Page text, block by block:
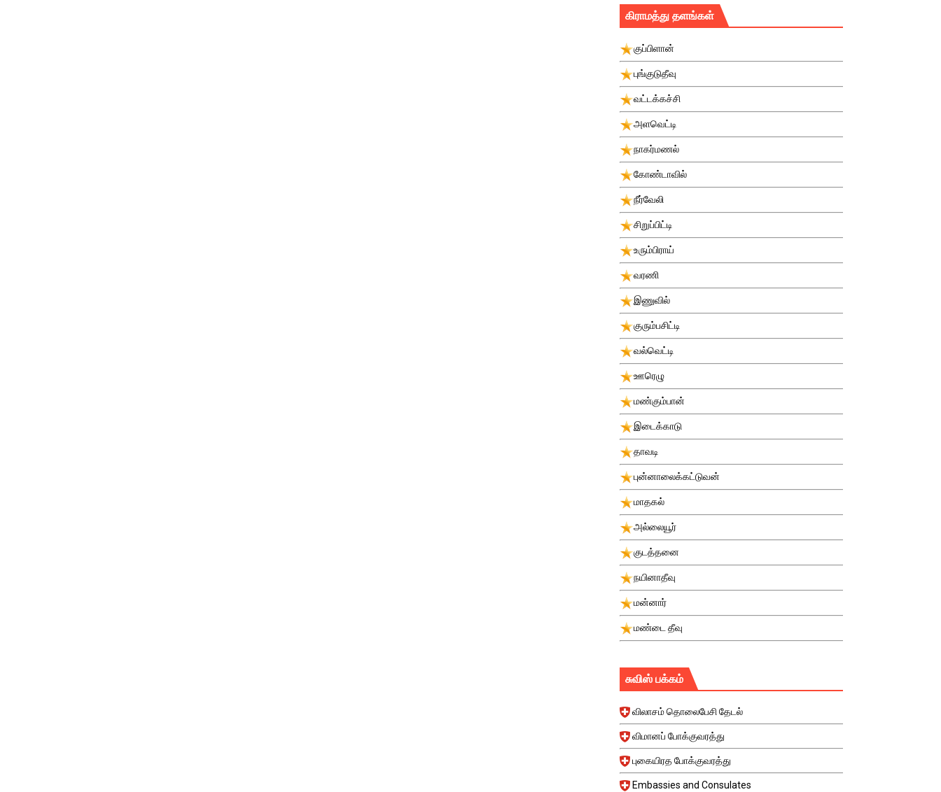
கிராமத்து தளங்கள்
குப்பிளான்
புங்குடுதீவு
வட்டக்கச்சி
அளவெட்டி
நாகர்மணல்
கோண்டாவில்
நீர்வேலி
சிறுப்பிட்டி
உரும்பிராய்
வரணி
இணுவில்
குரும்பசிட்டி
வல்வெட்டி
ஊரெழு
மண்கும்பான்
இடைக்காடு
தாவடி
புன்னாலைக்கட்டுவன்
மாதகல்
அல்லையூர்
குடத்தனை
நயினாதீவு
மன்னார்
மண்டை தீவு
சுவிஸ் பக்கம்
விலாசம் தொலைபேசி தேடல்
விமானப் போக்குவரத்து
புகையிரத போக்குவரத்து
Embassies and Consulates